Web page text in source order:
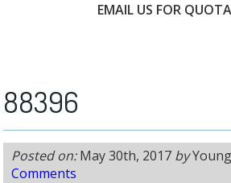
EMAIL US FOR
88396
Posted on:May 30th, 2017 by
Comments